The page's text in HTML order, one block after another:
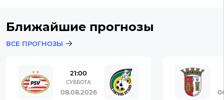
Ближайшие прогнозы
ВСЕ ПРОГНОЗЫ
21:00
СУББОТА
08.08.2026